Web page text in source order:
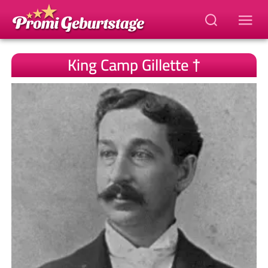
King Camp Gillette †